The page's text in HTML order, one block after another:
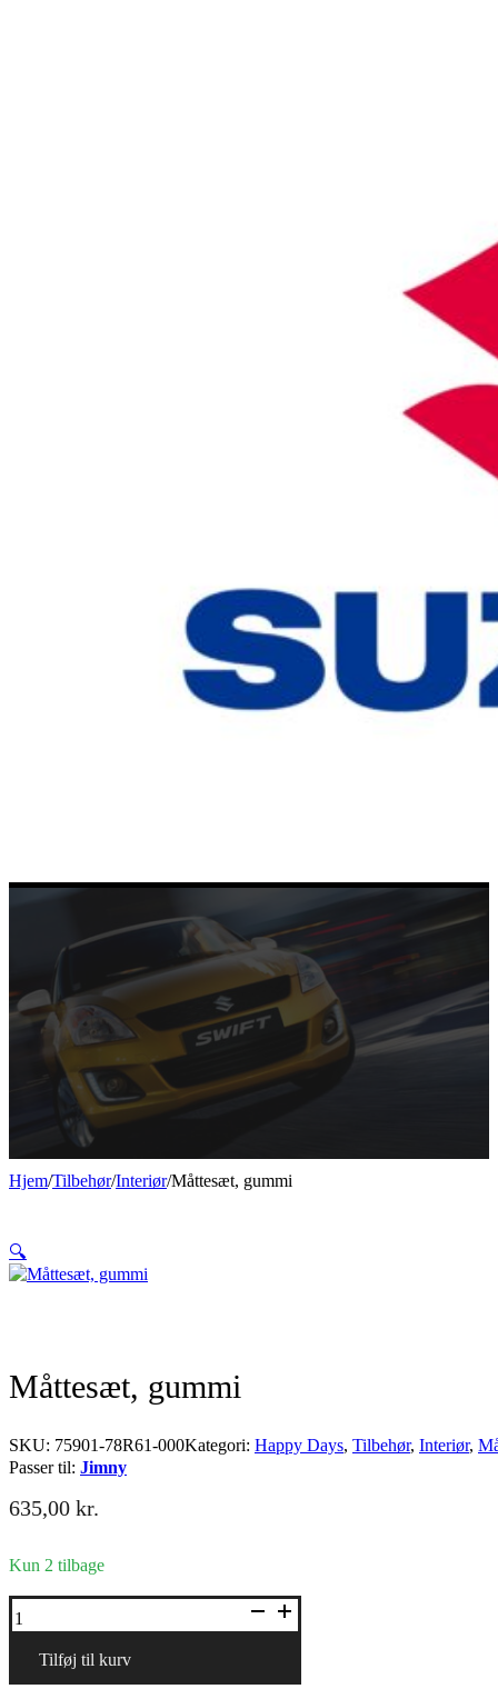
Hjem/Tilbehør/Interiør/Måttesæt, gummi
Måttesæt, gummi
SKU: 75901-78R61-000Kategori: Happy Days, Tilbehør, Interiør,
Passer til: Jimny
635,00 kr.
Kun 2 tilbage
Måttesæt,
gummi
Tilføj til kurv
🔍